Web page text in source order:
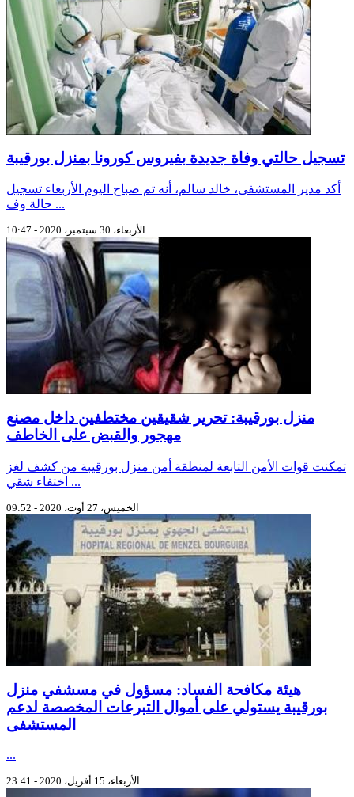
تسجيل حالتي وفاة جديدة بفيروس كورونا بمنزل بورقيبة
أكد مدير المستشفى، خالد سالم، أنه تم صباح اليوم الأربعاء تسجيل
حالة وف ...
الأربعاء، 30 سبتمبر، 2020 - 10:47
منزل بورقيبة: تحرير شقيقين مختطفين داخل مصنع
مهجور والقبض على الخاطف
تمكنت قوات الأمن التابعة لمنطقة أمن منزل بورقيبة من كشف لغز
اختفاء شقي ...
الخميس، 27 أوت، 2020 - 09:52
هيئة مكافحة الفساد: مسؤول في مسشفي منزل
بورقيبة يستولي على أموال التبرعات المخصصة لدعم
المستشفى
...
الأربعاء، 15 أفريل، 2020 - 23:41